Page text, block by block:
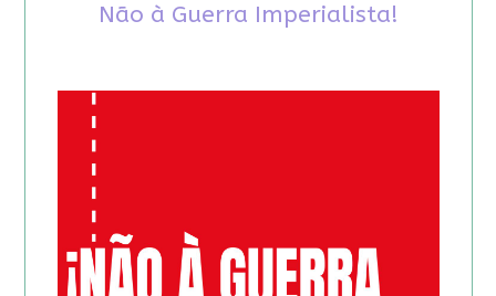
Não à Guerra Imperialista!